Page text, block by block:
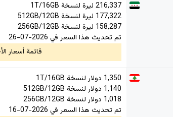
216,337 ليرة لنسخة 1T/16GB
177,322 ليرة لنسخة 512GB/12GB
158,287 ليرة لنسخة 256GB/12GB
تم تحديث هذا السعر في 2026-07-26
قائمة أسعار
1,350 دولار لنسخة 1T/16GB
1,140 دولار لنسخة 512GB/12GB
1,018 دولار لنسخة 256GB/12GB
تم تحديث هذا السعر في 2026-07-16